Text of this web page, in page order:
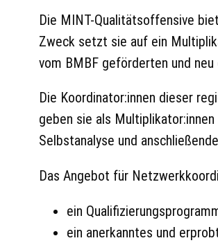
Die MINT-Qualitätsoffensive
Zweck setzt sie auf ein
vom BMBF geförderten und
Die Koordinator:innen dieser
geben sie als
Selbstanalyse und
Das Angebot für
ein
ein anerkanntes und